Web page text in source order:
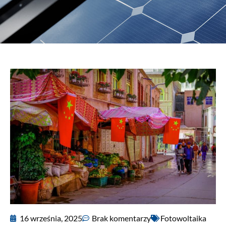
16 września, 2025 Brak komentarzy Fotowoltaika